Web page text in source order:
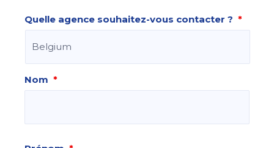
Quelle agence souhaitez-vous contacter ? *
Nom *